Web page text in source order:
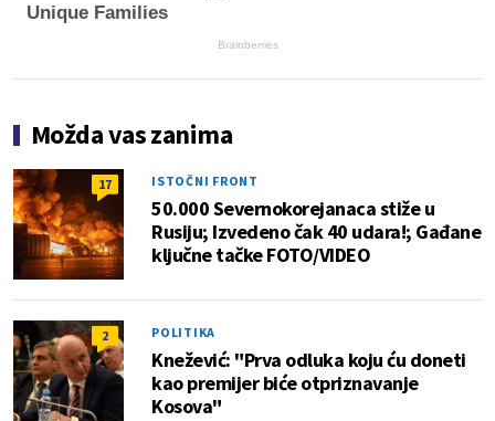
Unique Families
Brainberries
Možda vas zanima
17 ISTOČNI FRONT
50.000 Severnokorejanaca stiže u
Rusiju; Izvedeno čak 40 udara!; Gađane
ključne tačke FOTO/VIDEO
2 POLITIKA
Knežević: "Prva odluka koju ću doneti
kao premijer biće otpriznavanje
Kosova"